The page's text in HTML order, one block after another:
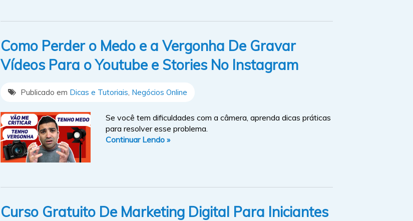
Como Perder o Medo e a Vergonha De Gravar
Vídeos Para o Youtube e Stories No Instagram
Publicado em Dicas e Tutoriais Negócios Online
Se você tem dificuldades com a câmera, aprenda dicas práticas
para resolver esse problema.
Continuar Lendo »
Curso Gratuito De Marketing Digital Para Iniciantes